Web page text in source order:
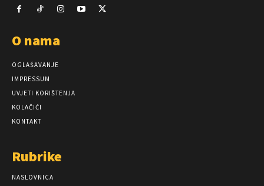
O nama
OGLAŠAVANJE
IMPRESSUM
UVJETI KORIŠTENJA
KOLAČIĆI
KONTAKT
Rubrike
NASLOVNICA